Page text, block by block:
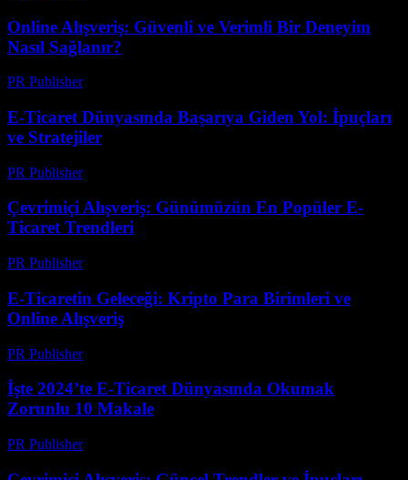
Online Alışveriş: Güvenli ve Verimli Bir Deneyim
Nasıl Sağlanır?
PR Publisher-
E-Ticaret Dünyasında Başarıya Giden Yol: İpuçları
ve Stratejiler
PR Publisher-
Çevrimiçi Alışveriş: Günümüzün En Popüler E-
Ticaret Trendleri
PR Publisher-
E-Ticaretin Geleceği: Kripto Para Birimleri ve
Online Alışveriş
PR Publisher-
İşte 2024’te E-Ticaret Dünyasında Okumak
Zorunlu 10 Makale
PR Publisher-